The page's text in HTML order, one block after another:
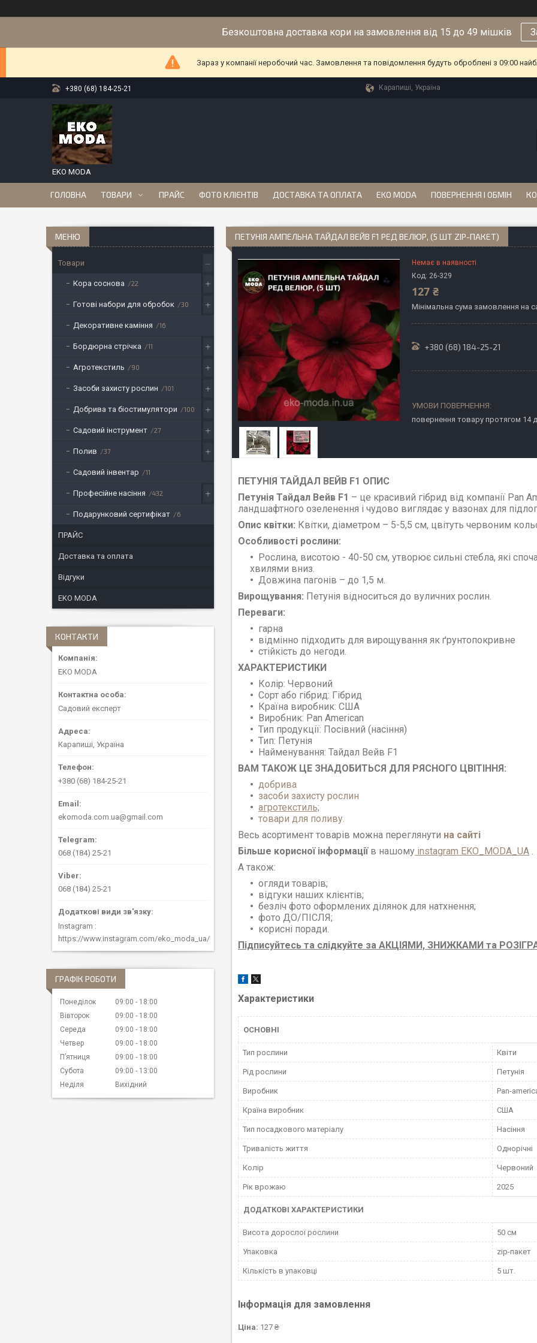
Безкоштовна доставка кори на замовлення від 15 до 49 мішків
Зараз у компанії неробочий час. Замовлення та повідомлення будуть оброблені з 09:00
+380 (68) 184-25-21 Карапиші, Україна
EKO MODA
ГОЛОВНА ТОВАРИ ПРАЙС ФОТО КЛІЄНТІВ ДОСТАВКА ТА ОПЛАТА EKO MODA ПОВЕРНЕННЯ І ОБМІН
ПЕТУНІЯ АМПЕЛЬНА ТАЙДАЛ ВЕЙВ F1 РЕД ВЕЛЮР, (5 ШТ ZIP-ПАКЕТ)
Немає в наявності
Код: 26-329
127 ₴
Мінімальна сума замовлення на
+380 (68) 184-25-21
повернення товару протягом 14
ПЕТУНІЯ ТАЙДАЛ ВЕЙВ F1 ОПИС
Петунія Тайдал Вейв F1 – це красивий гібрид від компанії Pan
ландшафтного озеленення і чудово виглядає у вазонах для
Опис квітки: Квітки, діаметром – 5-5,5 см, цвітуть червоним
Особливості рослини:
Рослина, висотою - 40-50 см, утворює сильні стебла, які
хвилями вниз.
Довжина пагонів – до 1,5 м.
Вирощування: Петунія відноситься до вуличних рослин.
Переваги:
гарна
відмінно підходить для вирощування як ґрунтопокривне
стійкість до негоди.
ХАРАКТЕРИСТИКИ
Колір: Червоний
Сорт або гібрид: Гібрид
Країна виробник: США
Виробник: Pan American
Тип продукції: Посівний (насіння)
Тип: Петунія
Найменування: Тайдал Вейв F1
ВАМ ТАКОЖ ЦЕ ЗНАДОБИТЬСЯ ДЛЯ РЯСНОГО ЦВІТІННЯ:
добрива
засоби захисту рослин
агротекстиль;
товари для поливу.
Весь асортимент товарів можна переглянути на сайті
Більше корисної інформаціїв нашому instagram EKO_MODA_UA .
А також:
огляди товарів;
відгуки наших клієнтів;
безліч фото оформлених ділянок для натхнення;
фото ДО/ПІСЛЯ;
корисні поради.
Підписуйтесь та слідкуйте за АКЦІЯМИ, ЗНИЖКАМИ та
Характеристики
ОСНОВНІ
Тип рослини Квіти
Рід рослини Петунія
Виробник Pan-
Країна виробник США
Тип посадкового матеріалу Насіння
Тривалість життя Однорічні
Колір Червоний
Рік врожаю 2025
ДОДАТКОВІ ХАРАКТЕРИСТИКИ
Висота дорослої рослини 50 см
Упаковка zip-пакет
Кількість в упаковці 5 шт.
Інформація для замовлення
Ціна: 127 ₴
Товари
Кора соснова 22
Готові набори для обробок 30
Декоративне каміння 16
Бордюрна стрічка 11
Агротекстиль 90
Засоби захисту рослин 101
Добрива та біостимулятори 100
Садовий інструмент 27
Полив 37
Садовий інвентар 11
Професійне насіння 432
Подарунковий сертифікат 6
ПРАЙС
Доставка та оплата
Відгуки
EKO MODA
КОНТАКТИ
EKO MODA
Садовий експерт
Карапиші, Україна
+380 (68) 184-25-21
ekomoda.com.ua@gmail.com
068 (184) 25-21
068 (184) 25-21
Instagram
https://www.instagram.com/eko_moda_ua/
ГРАФІК РОБОТИ
Понеділок 09:00
18:00
Вівторок
09:00
18:00
Середа
09:00
18:00
Четвер
09:00
18:00
Пʼятниця
09:00
18:00
Субота
09:00
13:00
Неділя
Вихідний